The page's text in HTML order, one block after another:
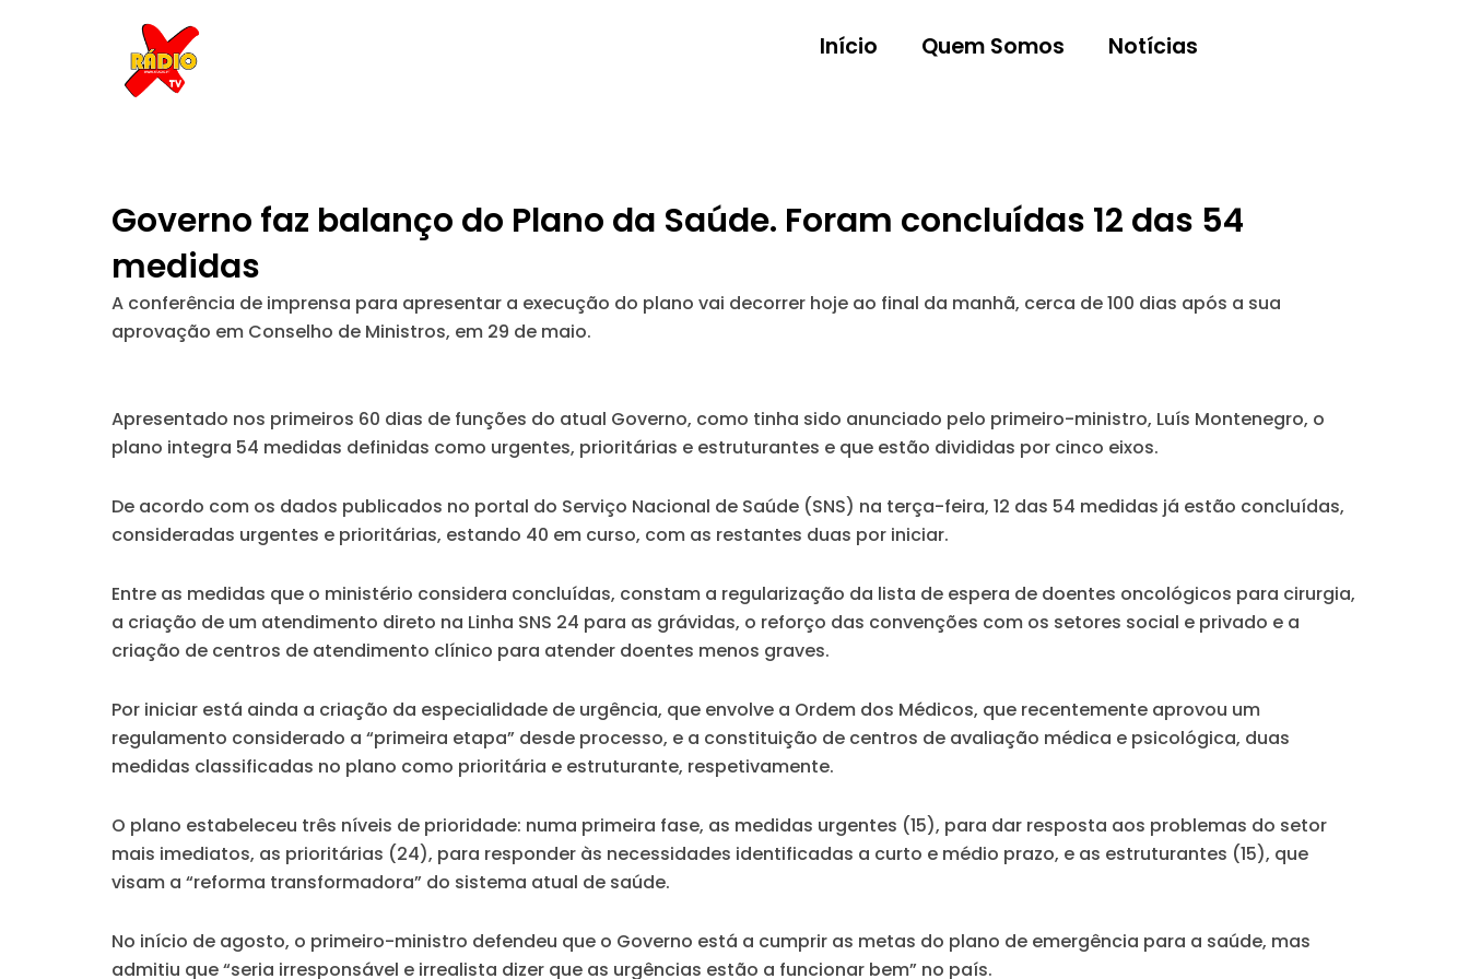
Início Quem Somos Notícias
Governo faz balanço do Plano da Saúde. Foram concluídas 12 das 54
medidas
A conferência de imprensa para apresentar a execução do plano vai decorrer hoje ao final da manhã, cerca de 100 dias após a sua
aprovação em Conselho de Ministros, em 29 de maio.
Apresentado nos primeiros 60 dias de funções do atual Governo, como tinha sido anunciado pelo primeiro-ministro, Luís Montenegro, o
plano integra 54 medidas definidas como urgentes, prioritárias e estruturantes e que estão divididas por cinco eixos.
De acordo com os dados publicados no portal do Serviço Nacional de Saúde (SNS) na terça-feira, 12 das 54 medidas já estão concluídas,
consideradas urgentes e prioritárias, estando 40 em curso, com as restantes duas por iniciar.
Entre as medidas que o ministério considera concluídas, constam a regularização da lista de espera de doentes oncológicos para cirurgia,
a criação de um atendimento direto na Linha SNS 24 para as grávidas, o reforço das convenções com os setores social e privado e a
criação de centros de atendimento clínico para atender doentes menos graves.
Por iniciar está ainda a criação da especialidade de urgência, que envolve a Ordem dos Médicos, que recentemente aprovou um
regulamento considerado a “primeira etapa” desde processo, e a constituição de centros de avaliação médica e psicológica, duas
medidas classificadas no plano como prioritária e estruturante, respetivamente.
O plano estabeleceu três níveis de prioridade: numa primeira fase, as medidas urgentes (15), para dar resposta aos problemas do setor
mais imediatos, as prioritárias (24), para responder às necessidades identificadas a curto e médio prazo, e as estruturantes (15), que
visam a “reforma transformadora” do sistema atual de saúde.
No início de agosto, o primeiro-ministro defendeu que o Governo está a cumprir as metas do plano de emergência para a saúde, mas
admitiu que “seria irresponsável e irrealista dizer que as urgências estão a funcionar bem” no país.